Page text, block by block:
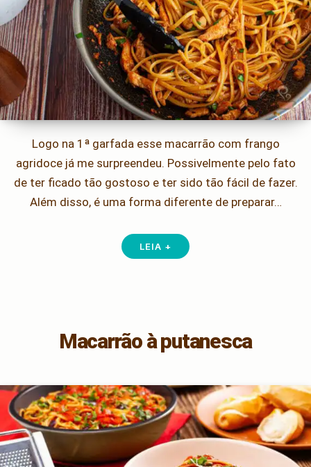
Logo na 1ª garfada esse macarrão com frango
agridoce já me surpreendeu. Possivelmente pelo fato
de ter ficado tão gostoso e ter sido tão fácil de fazer.
Além disso, é uma forma diferente de preparar…
LEIA +
Macarrão à putanesca